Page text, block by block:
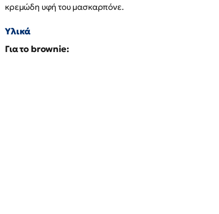
κρεμώδη υφή του μασκαρπόνε.
Υλικά
Για το brownie: